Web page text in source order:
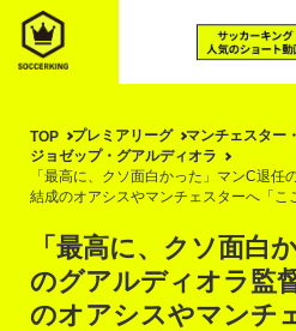
TOP プレミアリーグ
マンチェスター
ジョゼップ・グアルディオラ
「最高に、クソ面白かった」マンC退
結成のオアシスやマンチェスターへ「こ
「最高に、クソ面白
のグアルディオラ監
のオアシスやマンチ